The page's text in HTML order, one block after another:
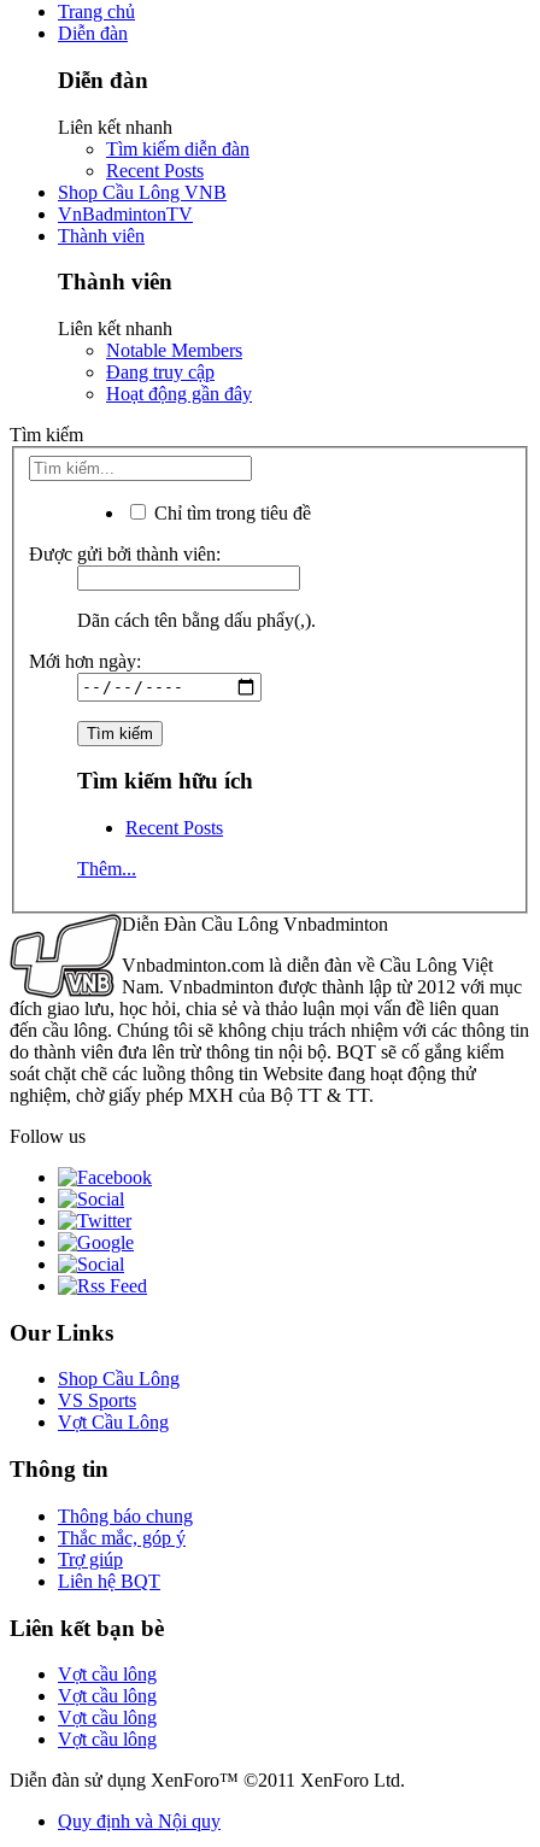
Trang chủ
Diễn đàn
Diễn đàn
Liên kết nhanh
Tìm kiếm diễn đàn
Recent Posts
Shop Cầu Lông VNB
VnBadmintonTV
Thành viên
Thành viên
Liên kết nhanh
Notable Members
Đang truy cập
Hoạt động gần đây
Tìm kiếm
Chỉ tìm trong tiêu đề
Được gửi bởi thành viên:
Dãn cách tên bằng dấu phẩy(,).
Mới hơn ngày:
Tìm kiếm hữu ích
Recent Posts
Thêm...
Diễn Đàn Cầu Lông Vnbadminton
Vnbadminton.com là diễn đàn về Cầu Lông Việt
Nam. Vnbadminton được thành lập từ 2012 với mục
đích giao lưu, học hỏi, chia sẻ và thảo luận mọi vấn đề liên quan
đến cầu lông. Chúng tôi sẽ không chịu trách nhiệm với các thông tin
do thành viên đưa lên trừ thông tin nội bộ. BQT sẽ cố gắng kiểm
soát chặt chẽ các luồng thông tin Website đang hoạt động thử
nghiệm, chờ giấy phép MXH của Bộ TT & TT.
Follow us
Our Links
Shop Cầu Lông
VS Sports
Vợt Cầu Lông
Thông tin
Thông báo chung
Thắc mắc, góp ý
Trợ giúp
Liên hệ BQT
Liên kết bạn bè
Vợt cầu lông
Vợt cầu lông
Vợt cầu lông
Vợt cầu lông
Diễn đàn sử dụng XenForo™ ©2011 XenForo Ltd.
Quy định và Nội quy